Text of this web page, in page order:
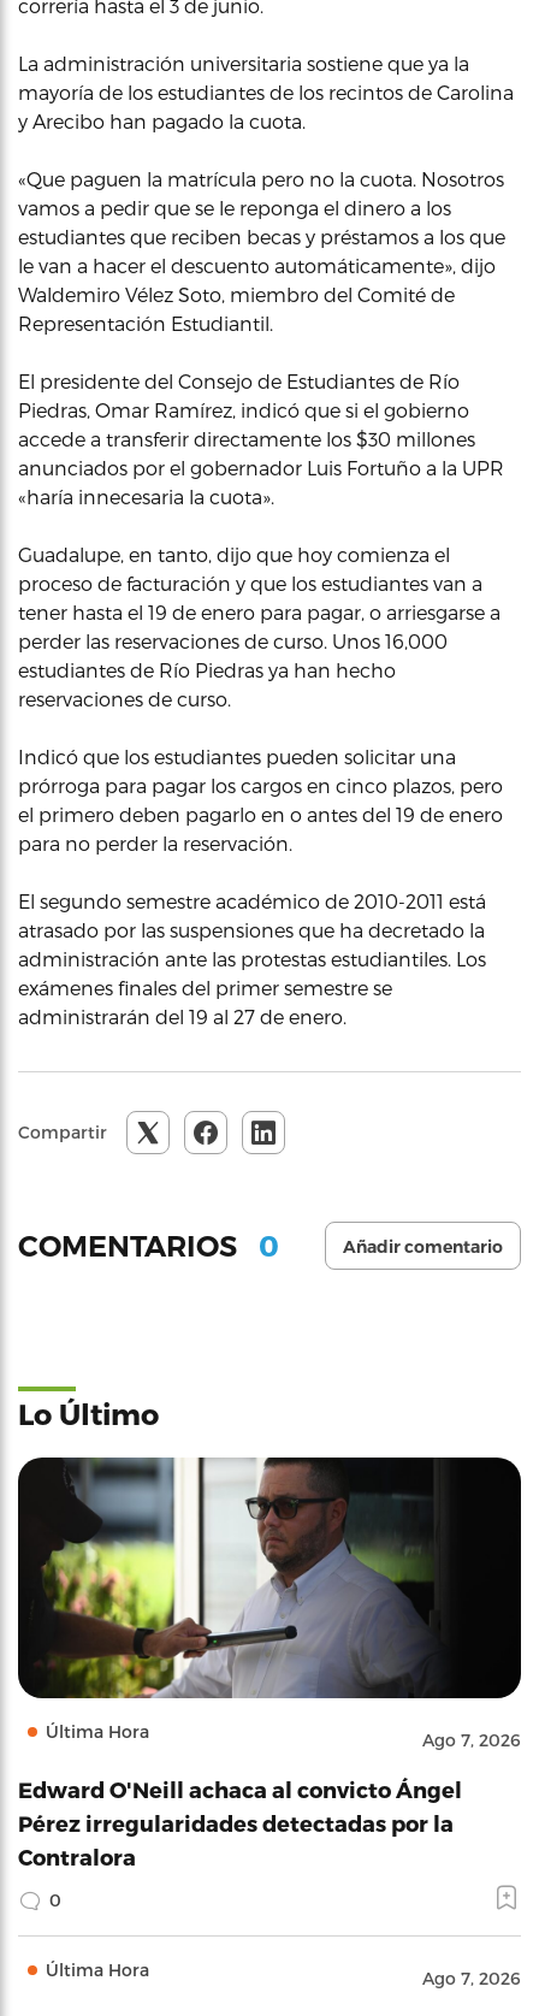
correría hasta el 3 de junio.
La administración universitaria sostiene que ya la
mayoría de los estudiantes de los recintos de Carolina
y Arecibo han pagado la cuota.
«Que paguen la matrícula pero no la cuota. Nosotros
vamos a pedir que se le reponga el dinero a los
estudiantes que reciben becas y préstamos a los que
le van a hacer el descuento automáticamente», dijo
Waldemiro Vélez Soto, miembro del Comité de
Representación Estudiantil.
El presidente del Consejo de Estudiantes de Río
Piedras, Omar Ramírez, indicó que si el gobierno
accede a transferir directamente los $30 millones
anunciados por el gobernador Luis Fortuño a la UPR
«haría innecesaria la cuota».
Guadalupe, en tanto, dijo que hoy comienza el
proceso de facturación y que los estudiantes van a
tener hasta el 19 de enero para pagar, o arriesgarse a
perder las reservaciones de curso. Unos 16,000
estudiantes de Río Piedras ya han hecho
reservaciones de curso.
Indicó que los estudiantes pueden solicitar una
prórroga para pagar los cargos en cinco plazos, pero
el primero deben pagarlo en o antes del 19 de enero
para no perder la reservación.
El segundo semestre académico de 2010-2011 está
atrasado por las suspensiones que ha decretado la
administración ante las protestas estudiantiles. Los
exámenes finales del primer semestre se
administrarán del 19 al 27 de enero.
Compartir
COMENTARIOS 0 Añadir comentario
Lo Último
Última Hora Ago 7, 2026
Edward O'Neill achaca al convicto Ángel
Pérez irregularidades detectadas por la
Contralora
0
Última Hora Ago 7, 2026